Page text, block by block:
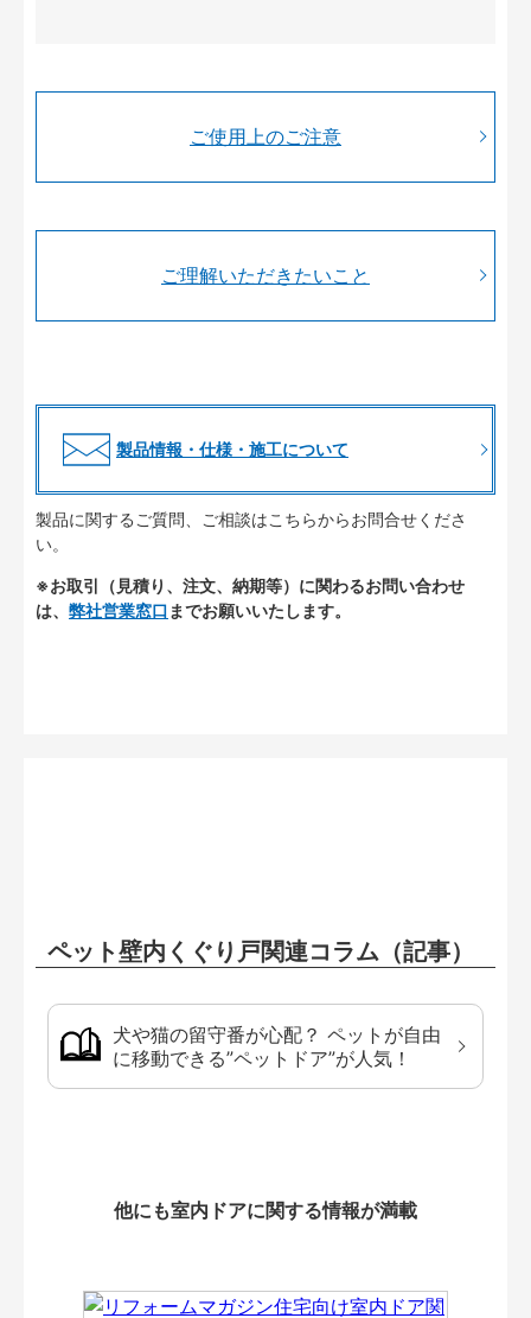
ご使用上のご注意
ご理解いただきたいこと
製品情報・仕様・施工について
製品に関するご質問、ご相談はこちらからお問合せくださ
い。
※お取引（見積り、注文、納期等）に関わるお問い合わせ
は、 弊社営業窓口 までお願いいたします。
ペット壁内くぐり戸関連コラム（記事）
犬や猫の留守番が心配？ ペットが自由
に移動できる”ペットドア”が人気！
他にも室内ドアに関する情報が満載